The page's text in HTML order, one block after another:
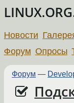
Новости
Форум Опросы
Форум —